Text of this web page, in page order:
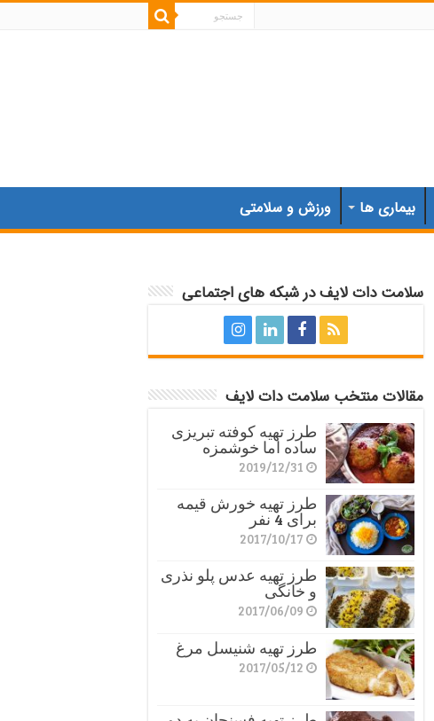
بیماری ها ورزش و سلامتی
سلامت دات لایف در شبکه های اجتماعی
مقالات منتخب سلامت دات لایف
طرز تهیه کوفته تبریزی
ساده اما خوشمزه
2019/12/31
طرز تهیه خورش قیمه
برای 4 نفر
2017/10/17
طرز تهیه عدس پلو نذری
و خانگی
2017/06/09
طرز تهیه شنیسل مرغ
2017/05/12